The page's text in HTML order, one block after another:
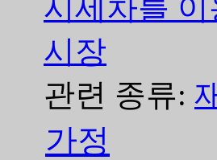
시세차를
시장
관련 종류:
가정